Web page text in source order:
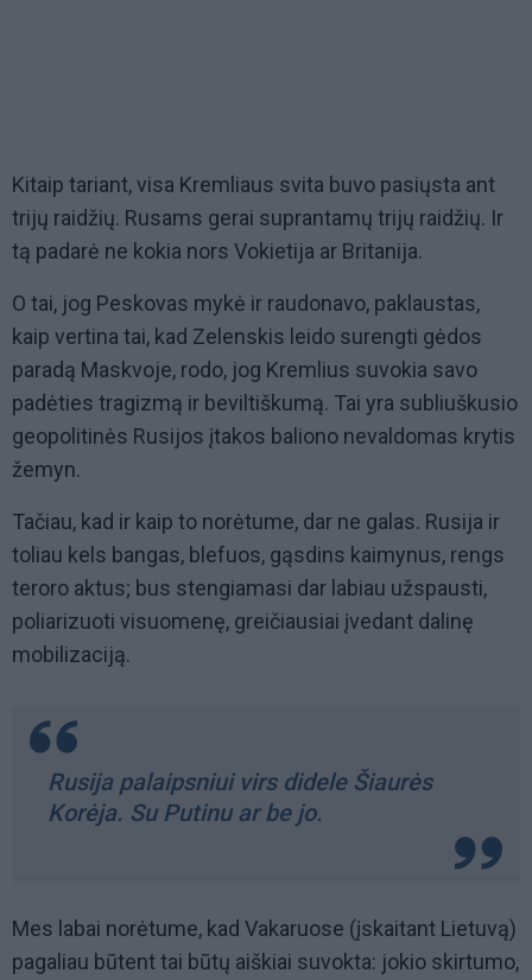
Kitaip tariant, visa Kremliaus svita buvo pasiųsta ant
trijų raidžių. Rusams gerai suprantamų trijų raidžių. Ir
tą padarė ne kokia nors Vokietija ar Britanija.
O tai, jog Peskovas mykė ir raudonavo, paklaustas,
kaip vertina tai, kad Zelenskis leido surengti gėdos
paradą Maskvoje, rodo, jog Kremlius suvokia savo
padėties tragizmą ir beviltiškumą. Tai yra subliuškusio
geopolitinės Rusijos įtakos baliono nevaldomas krytis
žemyn.
Tačiau, kad ir kaip to norėtume, dar ne galas. Rusija ir
toliau kels bangas, blefuos, gąsdins kaimynus, rengs
teroro aktus; bus stengiamasi dar labiau užspausti,
poliarizuoti visuomenę, greičiausiai įvedant dalinę
mobilizaciją.
Rusija palaipsniui virs didele Šiaurės
Korėja. Su Putinu ar be jo.
Mes labai norėtume, kad Vakaruose (įskaitant Lietuvą)
pagaliau būtent tai būtų aiškiai suvokta: jokio skirtumo,